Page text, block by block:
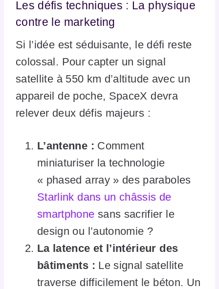
Les défis techniques : La physique
contre le marketing
Si l’idée est séduisante, le défi reste
colossal. Pour capter un signal
satellite à 550 km d’altitude avec un
appareil de poche, SpaceX devra
relever deux défis majeurs :
L’antenne : Comment
miniaturiser la technologie
« phased array » des paraboles
Starlink dans un châssis de
smartphone sans sacrifier le
design ou l’autonomie ?
La latence et l’intérieur des
bâtiments : Le signal satellite
traverse difficilement le béton. Un